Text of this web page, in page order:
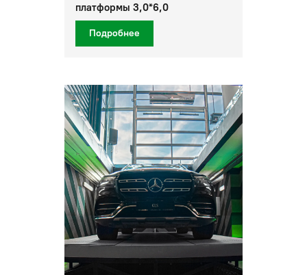
платформы 3,0*6,0
Подробнее